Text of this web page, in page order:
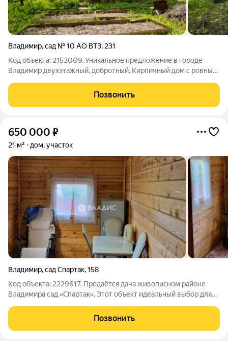
Владимир,сад № 10 АО ВТЗ, 231
Код объекта: 2153009. Уникальное предложение в городе
Владимир двухэтажный, добротный, Кирпичный дом с ровным
спокойствие природы и удобство городской жизни, в черте
города Владимира.
Позвонить
650 000 ₽
21 м² дом, участок
Владимир,сад Спартак,158
Код объекта: 2229617. Продаётся дача живописном районе
Владимира сад «Спартак», Этот объект идеальный выбор для
новый на сваях , территория огорожена , есть септик ,
скважина . Дом имеет одну
Позвонить